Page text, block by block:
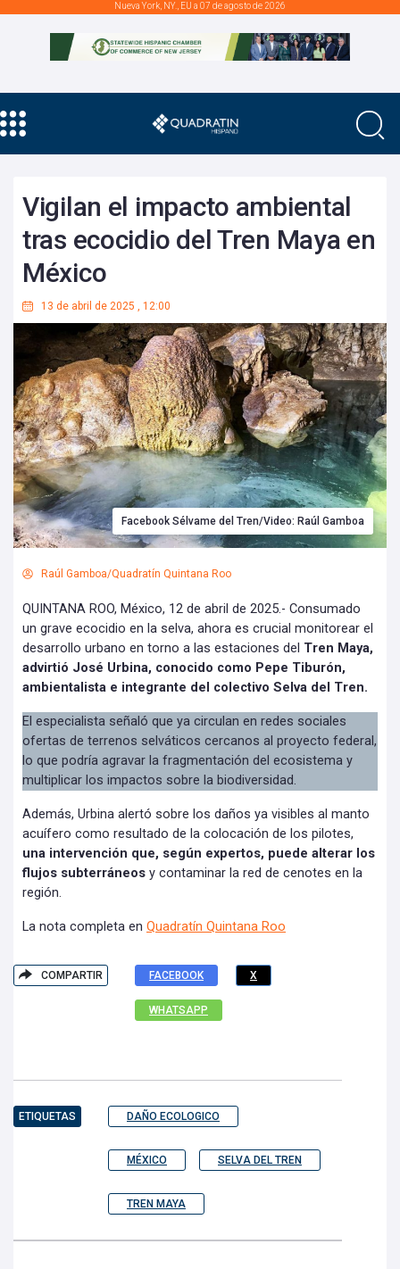
Nueva York, NY., EU a 07 de agosto de 2026
Vigilan el impacto ambiental
tras ecocidio del Tren Maya en
México
13 de abril de 2025 , 12:00
Facebook Sélvame del Tren/Video: Raúl Gamboa
Raúl Gamboa/Quadratín Quintana Roo
QUINTANA ROO, México, 12 de abril de 2025.- Consumado
un grave ecocidio en la selva, ahora es crucial monitorear el
desarrollo urbano en torno a las estaciones del Tren Maya,
advirtió José Urbina, conocido como Pepe Tiburón,
ambientalista e integrante del colectivo Selva del Tren.
El especialista señaló que ya circulan en redes sociales
ofertas de terrenos selváticos cercanos al proyecto federal,
lo que podría agravar la fragmentación del ecosistema y
multiplicar los impactos sobre la biodiversidad.
Además, Urbina alertó sobre los daños ya visibles al manto
acuífero como resultado de la colocación de los pilotes,
una intervención que, según expertos, puede alterar los
flujos subterráneos y contaminar la red de cenotes en la
región.
La nota completa en Quadratín Quintana Roo
COMPARTIR FACEBOOK X
WHATSAPP
ETIQUETAS DAÑO ECOLOGICO
MÉXICO SELVA DEL TREN
TREN MAYA